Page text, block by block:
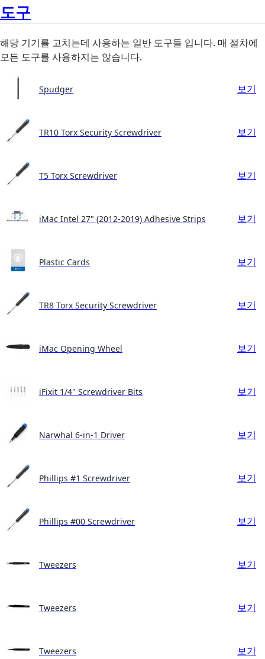
도구
해당 기기를 고치는데 사용하는 일반 도구들 입니다. 매 절차에
모든 도구를 사용하지는 않습니다.
Spudger 보기
TR10 Torx Security Screwdriver 보기
T5 Torx Screwdriver 보기
iMac Intel 27" (2012-2019) Adhesive Strips 보기
Plastic Cards 보기
TR8 Torx Security Screwdriver 보기
iMac Opening Wheel 보기
iFixit 1/4" Screwdriver Bits 보기
Narwhal 6-in-1 Driver 보기
Phillips #1 Screwdriver 보기
Phillips #00 Screwdriver 보기
Tweezers 보기
Tweezers 보기
Tweezers 보기